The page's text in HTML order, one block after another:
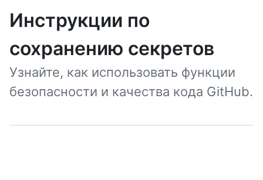
Инструкции по
сохранению секретов
Узнайте, как использовать функции
безопасности и качества кода GitHub.